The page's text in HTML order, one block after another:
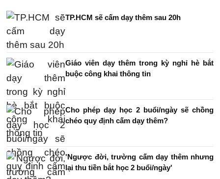
TP.HCM sẽ cấm dạy thêm sau 20h
Giáo viên dạy thêm trong kỳ nghỉ hè bắt
buộc công khai thông tin
Cho phép dạy học 2 buổi/ngày sẽ chồng
chéo quy định cấm dạy thêm?
'Ngược đời, trường cấm dạy thêm nhưng
lại thu tiền bắt học 2 buổi/ngày'